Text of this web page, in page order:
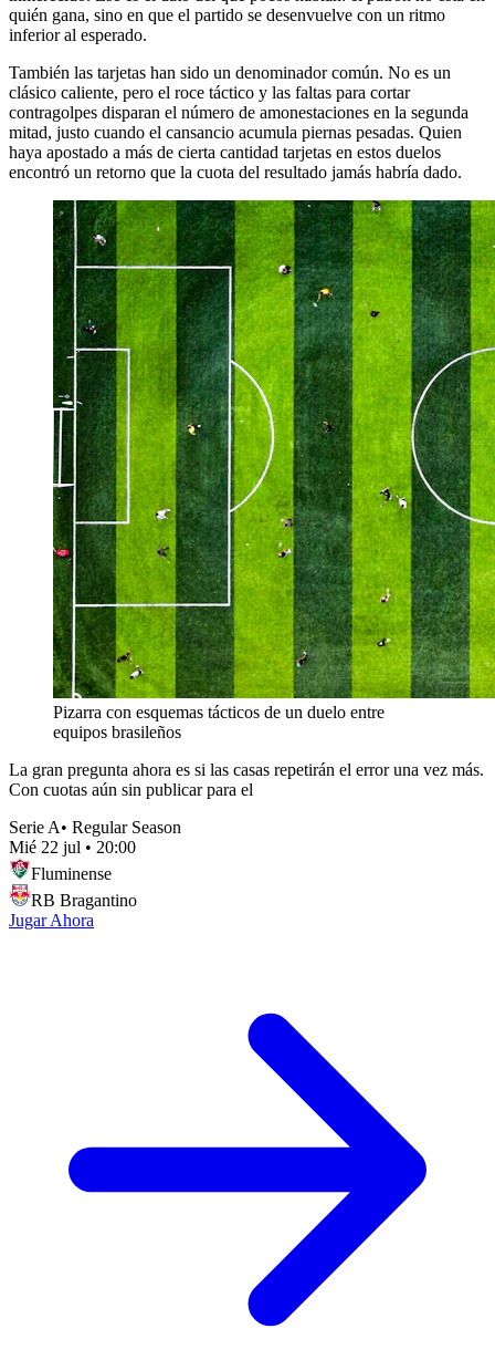
quién gana, sino en que el partido se desenvuelve con un ritmo
inferior al esperado.
También las tarjetas han sido un denominador común. No es un
clásico caliente, pero el roce táctico y las faltas para cortar
contragolpes disparan el número de amonestaciones en la segunda
mitad, justo cuando el cansancio acumula piernas pesadas. Quien
haya apostado a más de cierta cantidad tarjetas en estos duelos
encontró un retorno que la cuota del resultado jamás habría dado.
Pizarra con esquemas tácticos de un duelo entre
equipos brasileños
La gran pregunta ahora es si las casas repetirán el error una vez más.
Con cuotas aún sin publicar para el
Serie A• Regular Season
Mié 22 jul • 20:00
Fluminense
RB Bragantino
Jugar Ahora